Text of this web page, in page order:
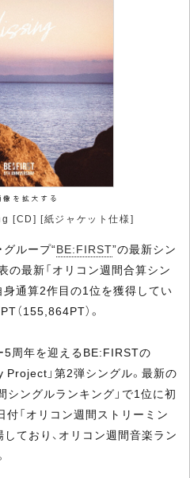
[CD] [紙ジャケット仕様]
ループ“BE:FIRST”の最新シン
の最新「オリコン週間合算シン
身通算2作目の1位を獲得してい
（155,864PT）。
5周年を迎えるBE:FIRSTの
」第2弾シングル。最新の
シングルランキング」で1位に初
付「オリコン週間ストリーミン
ており、オリコン週間音楽ラン